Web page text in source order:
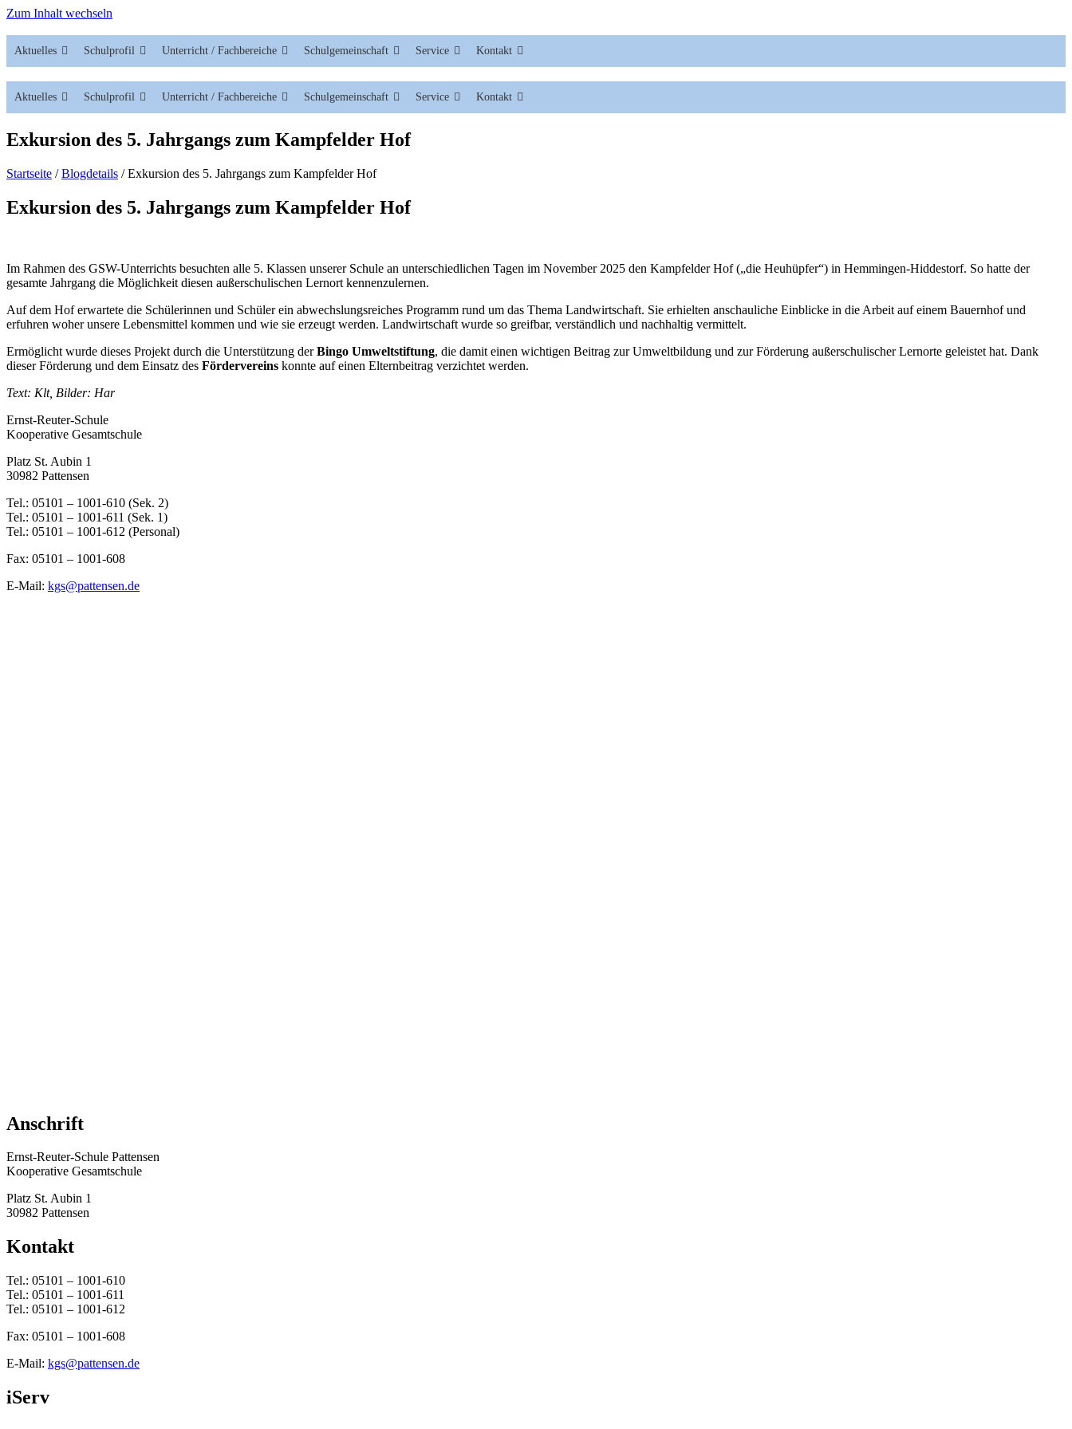
Zum Inhalt wechseln
Aktuelles Schulprofil Unterricht / Fachbereiche Schulgemeinschaft Service Kontakt
Aktuelles Schulprofil Unterricht / Fachbereiche Schulgemeinschaft Service Kontakt
Exkursion des 5. Jahrgangs zum Kampfelder Hof
Startseite /Blogdetails /Exkursion des 5. Jahrgangs zum Kampfelder Hof
Exkursion des 5. Jahrgangs zum Kampfelder Hof
Im Rahmen des GSW-Unterrichts besuchten alle 5. Klassen unserer Schule an unterschiedlichen Tagen im November 2025 den Kampfelder Hof („die Heuhüpfer“) in Hemmingen-Hiddestorf. So hatte der
gesamte Jahrgang die Möglichkeit diesen außerschulischen Lernort kennenzulernen.
Auf dem Hof erwartete die Schülerinnen und Schüler ein abwechslungsreiches Programm rund um das Thema Landwirtschaft. Sie erhielten anschauliche Einblicke in die Arbeit auf einem Bauernhof und
erfuhren woher unsere Lebensmittel kommen und wie sie erzeugt werden. Landwirtschaft wurde so greifbar, verständlich und nachhaltig vermittelt.
Ermöglicht wurde dieses Projekt durch die Unterstützung derBingo Umweltstiftung, die damit einen wichtigen Beitrag zur Umweltbildung und zur Förderung außerschulischer Lernorte geleistet hat. Dank
dieser Förderung und dem Einsatz des Fördervereins konnte auf einen Elternbeitrag verzichtet werden.
Text: Klt, Bilder: Har
Ernst-Reuter-Schule
Kooperative Gesamtschule
Platz St. Aubin 1
30982 Pattensen
Tel.: 05101 – 1001-610 (Sek. 2)
Tel.: 05101 – 1001-611 (Sek. 1)
Tel.: 05101 – 1001-612 (Personal)
Fax: 05101 – 1001-608
E-Mail: kgs@pattensen.de
Anschrift
Ernst-Reuter-Schule Pattensen
Kooperative Gesamtschule
Platz St. Aubin 1
30982 Pattensen
Kontakt
Tel.: 05101 – 1001-610
Tel.: 05101 – 1001-611
Tel.: 05101 – 1001-612
Fax: 05101 – 1001-608
E-Mail: kgs@pattensen.de
iServ